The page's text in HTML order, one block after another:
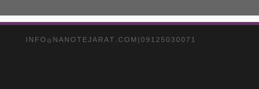
I N F O @ N A N O T E J A R A T . C O M | 0 9 1 2 5 0 3 0 0 7 1